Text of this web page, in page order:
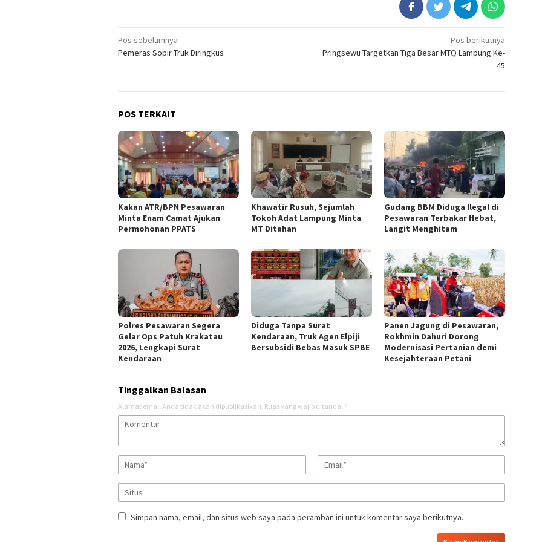
Navigasi
pos
Pos sebelumnya
Pemeras Sopir Truk Diringkus
Pos berikutnya
Pringsewu Targetkan Tiga Besar MTQ Lampung Ke-
45
POS TERKAIT
Kakan ATR/BPN Pesawaran
Minta Enam Camat Ajukan
Permohonan PPATS
Khawatir Rusuh, Sejumlah
Tokoh Adat Lampung Minta
MT Ditahan
Gudang BBM Diduga Ilegal di
Pesawaran Terbakar Hebat,
Langit Menghitam
Polres Pesawaran Segera
Gelar Ops Patuh Krakatau
2026, Lengkapi Surat
Kendaraan
Diduga Tanpa Surat
Kendaraan, Truk Agen Elpiji
Bersubsidi Bebas Masuk SPBE
Panen Jagung di Pesawaran,
Rokhmin Dahuri Dorong
Modernisasi Pertanian demi
Kesejahteraan Petani
Tinggalkan Balasan
Alamat email Anda tidak akan dipublikasikan. Ruas yang wajib ditandai *
Simpan nama, email, dan situs web saya pada peramban ini untuk komentar saya berikutnya.